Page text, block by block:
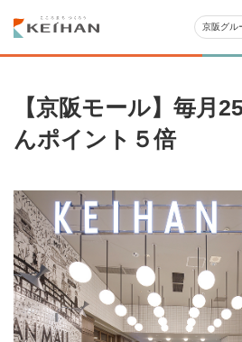
京阪グル
【京阪モール】毎月
んポイント５倍